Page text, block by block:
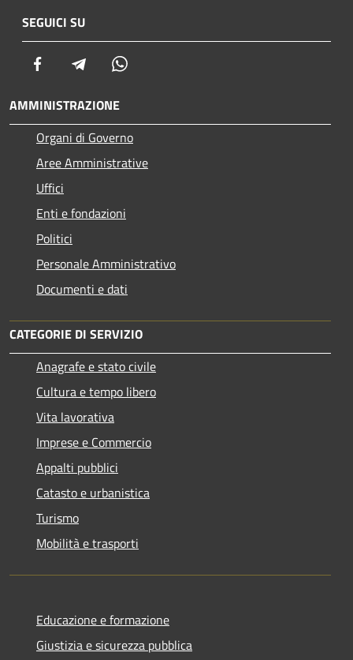
SEGUICI SU
Facebook Telegram
AMMINISTRAZIONE
Organi di Governo
Aree Amministrative
Uffici
Enti e fondazioni
Politici
Personale Amministrativo
Documenti e dati
CATEGORIE DI SERVIZIO
Anagrafe e stato civile
Cultura e tempo libero
Vita lavorativa
Imprese e Commercio
Appalti pubblici
Catasto e urbanistica
Turismo
Mobilità e trasporti
Educazione e formazione
Giustizia e sicurezza pubblica